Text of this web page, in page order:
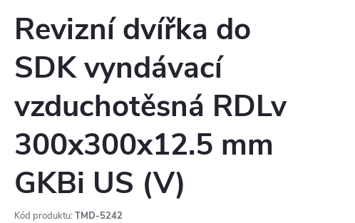
Revizní dvířka do
SDK vyndávací
vzduchotěsná RDLv
300x300x12.5 mm
GKBi US (V)
Kód produktu: TMD-5242